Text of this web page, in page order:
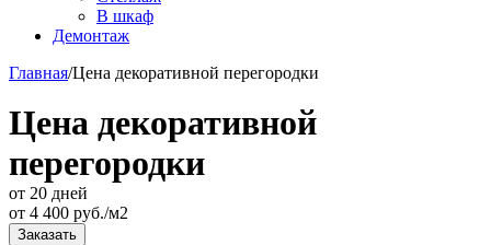
В шкаф
Демонтаж
Главная/Цена декоративной перегородки
Цена декоративной
перегородки
от 20 дней
от 4 400 руб./м2
Заказать